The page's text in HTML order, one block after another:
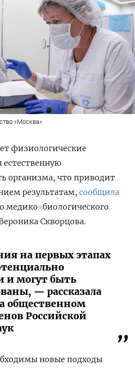
«Москва»
физиологические
естественную
организма, что приводит
результатам, сообщила
медико-биологического
Скворцова.
на первых этапах
и могут быть
— рассказала
общественном
Российской
новые подходы